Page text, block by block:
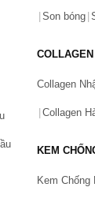
Trouble cho
đá tro núi lửa
trà xanh
Son bóng
Collagen
Collagen
KEM
Kem Chống